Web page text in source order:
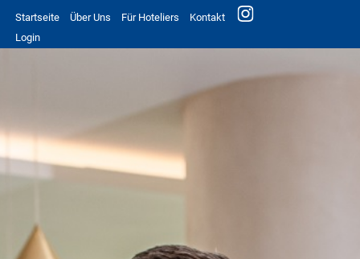
Startseite Über Uns Für Hoteliers
Kontakt
Login